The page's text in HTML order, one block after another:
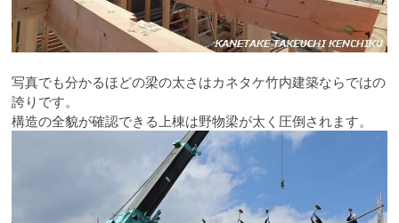
写真でも分かるほどの梁の太さはカネタケ竹内建築ならではの
誇りです。
構造の全貌が確認できる上棟は野物梁が太く圧倒されます。